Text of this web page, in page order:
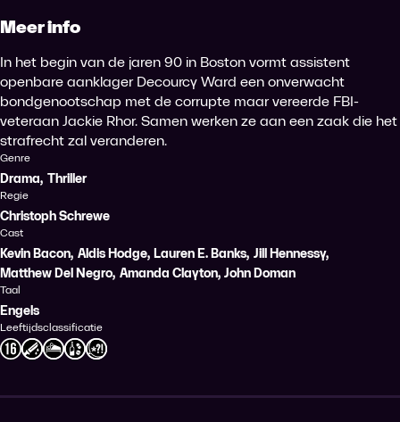
Meer info
In het begin van de jaren 90 in Boston vormt assistent
openbare aanklager Decourcy Ward een onverwacht
bondgenootschap met de corrupte maar vereerde FBI-
veteraan Jackie Rhor. Samen werken ze aan een zaak die het
strafrecht zal veranderen.
Genre
Drama, Thriller
Regie
Christoph Schrewe
Cast
Kevin Bacon, Aldis Hodge, Lauren E. Banks, Jill Hennessy,
Matthew Del Negro, Amanda Clayton, John Doman
Taal
Engels
Leeftijdsclassificatie